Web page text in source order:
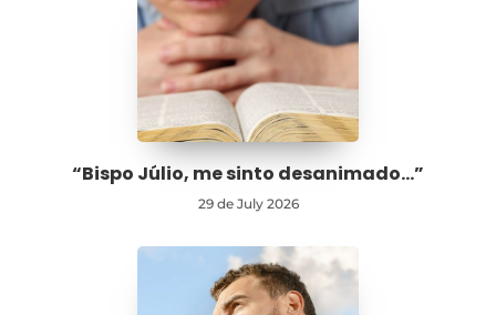
“Bispo Júlio, me sinto desanimado…”
29 de July 2026